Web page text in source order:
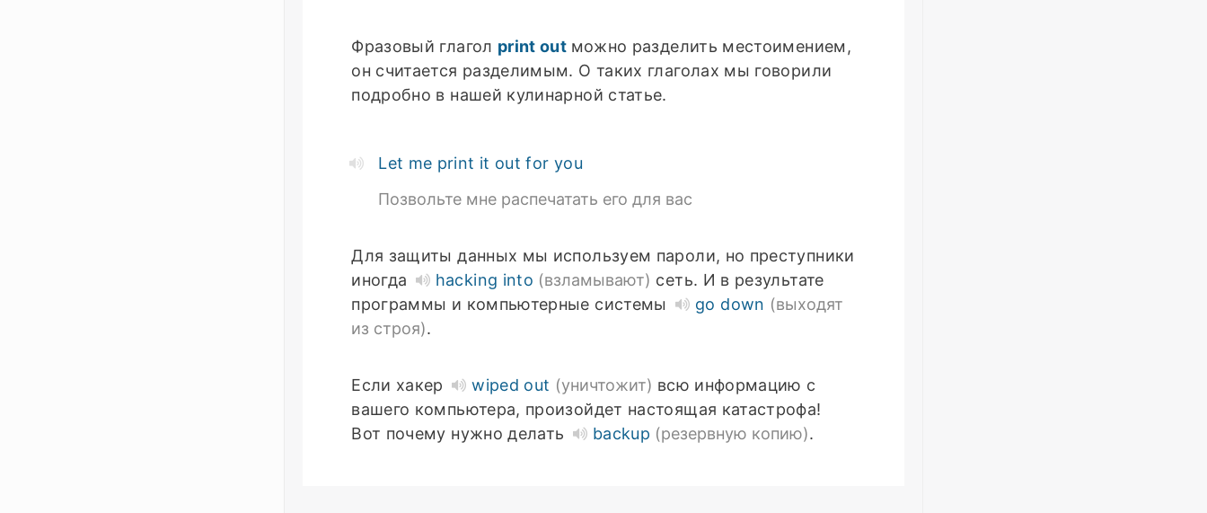
Фразовый глагол print out можно разделить местоимением,
он считается разделимым. О таких глаголах мы говорили
подробно в нашей кулинарной статье.
Let me print it out for you
Позвольте мне распечатать его для вас
Для защиты данных мы используем пароли, но преступники
иногда
hacking into (взламывают) сеть. И в результате
программы и компьютерные системы
go down (выходят
из строя).
Если хакер wiped out (уничтожит) всю информацию с
вашего компьютера, произойдет настоящая катастрофа!
Вот почему нужно делать
backup (резервную копию).